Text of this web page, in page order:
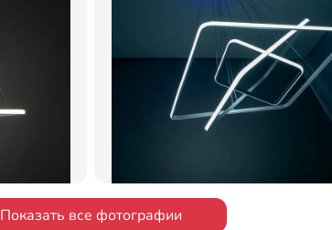
Показать все фотографии